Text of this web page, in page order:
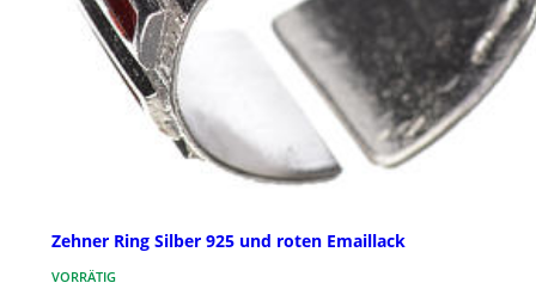
Zehner Ring Silber 925 und roten Emaillack
VORRÄTIG